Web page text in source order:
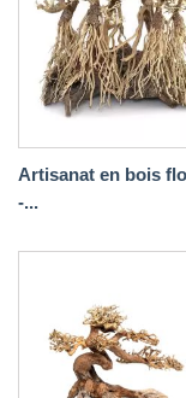
Artisanat en bois
-...